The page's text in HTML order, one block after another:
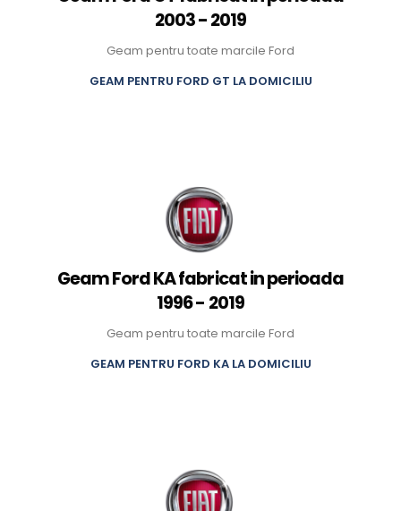
2003 - 2019
Geam pentru toate marcile Ford
GEAM PENTRU FORD GT LA DOMICILIU
Geam Ford KA fabricat in perioada
1996 - 2019
Geam pentru toate marcile Ford
GEAM PENTRU FORD KA LA DOMICILIU